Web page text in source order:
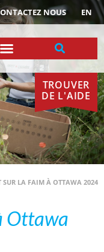
NOUS EN
TROUVER
DE L'AIDE
SUR LA FAIM À OTTAWA 2024
Ottawa